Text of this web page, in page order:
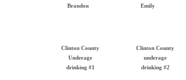
Brandon
Emily
Clinton County
Underage
drinking #1
Clinton County
underage
drinking #2